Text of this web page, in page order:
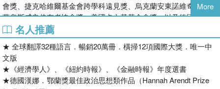
★繁體中文限定．作者題字扉頁印簽版★
要理解暴政，先見證歷史
《暴政》作者提摩希．史奈德，衝擊歷史認知的經典之作
認識今日東歐衝突的歷史根源，最受熱議的迫切之書
20世紀最黑暗的歷史現場，不在德國或俄國，而在納粹與蘇聯
之間的血色東歐。
見證普利摩．李維未能記錄的屠殺真相，漢娜．鄂蘭理論之外
會獎、捷克哈維爾基金會跨學科遠見獎、烏克蘭安東諾維奇獎、荷
蘭奧斯威辛倖存者協會獎、美國卡內基基金會獎，以及德國、法國
與比利時等多項國際獎項肯定。
文章評論散見全美各大媒體、報章雜誌專欄。出版多本備受各界稱
譽的著作，包括總結極權獨裁歷史教訓的暢銷書《暴政》、探討美
國醫療人權議題的《重病的美國》、與歐洲史巨擘東尼．賈德合寫
的《想想20世紀》，以及聚焦波蘭與立陶宛等東歐國家如何打造現
代共同體的近代史專著《民族重建》（即將由衛城出版）。
More
名人推薦
★ 全球翻譯32種語言．暢銷20萬冊．橫掃12項國際大獎．唯一中
文版
★《經濟學人》、《紐約時報》、《金融時報》年度選書
★德國漢娜．鄂蘭獎最佳政治思想類作品（Hannah Arendt Prize